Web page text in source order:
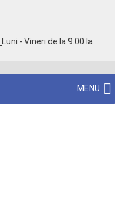
Luni - Vineri de la 9.00 la
MENU